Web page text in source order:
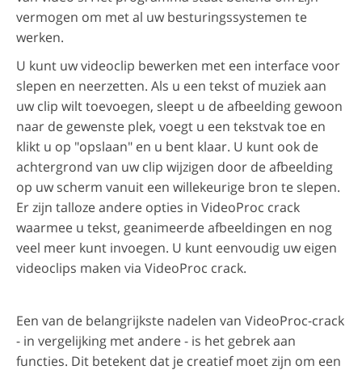
vermogen om met al uw besturingssystemen te
werken.
U kunt uw videoclip bewerken met een interface voor
slepen en neerzetten. Als u een tekst of muziek aan
uw clip wilt toevoegen, sleept u de afbeelding gewoon
naar de gewenste plek, voegt u een tekstvak toe en
klikt u op "opslaan" en u bent klaar. U kunt ook de
achtergrond van uw clip wijzigen door de afbeelding
op uw scherm vanuit een willekeurige bron te slepen.
Er zijn talloze andere opties in VideoProc crack
waarmee u tekst, geanimeerde afbeeldingen en nog
veel meer kunt invoegen. U kunt eenvoudig uw eigen
videoclips maken via VideoProc crack.
Een van de belangrijkste nadelen van VideoProc-crack
- in vergelijking met andere - is het gebrek aan
functies. Dit betekent dat je creatief moet zijn om een